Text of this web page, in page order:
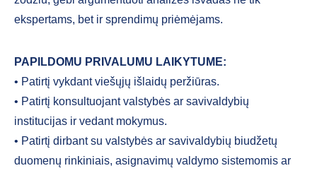
ekspertams, bet ir sprendimų priėmėjams.
PAPILDOMU PRIVALUMU LAIKYTUME:
• Patirtį vykdant viešųjų išlaidų peržiūras.
• Patirtį konsultuojant valstybės ar savivaldybių
institucijas ir vedant mokymus.
• Patirtį dirbant su valstybės ar savivaldybių biudžetų
duomenų rinkiniais, asignavimų valdymo sistemomis ar